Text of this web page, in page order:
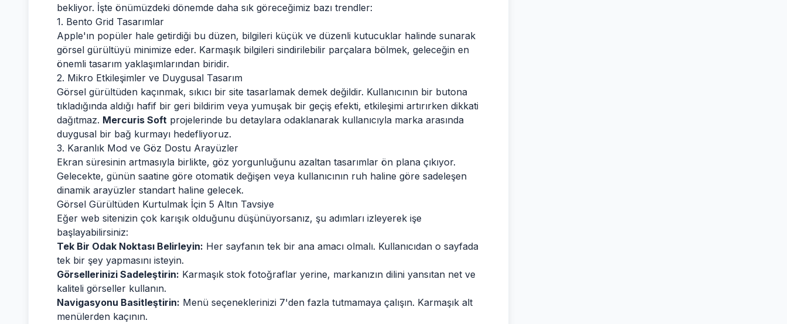
bekliyor. İşte önümüzdeki dönemde daha sık göreceğimiz bazı trendler:
1. Bento Grid Tasarımlar
Apple'ın popüler hale getirdiği bu düzen, bilgileri küçük ve düzenli kutucuklar halinde sunarak
görsel gürültüyü minimize eder. Karmaşık bilgileri sindirilebilir parçalara bölmek, geleceğin en
önemli tasarım yaklaşımlarından biridir.
2. Mikro Etkileşimler ve Duygusal Tasarım
Görsel gürültüden kaçınmak, sıkıcı bir site tasarlamak demek değildir. Kullanıcının bir butona
tıkladığında aldığı hafif bir geri bildirim veya yumuşak bir geçiş efekti, etkileşimi artırırken dikkati
dağıtmaz. Mercuris Soft projelerinde bu detaylara odaklanarak kullanıcıyla marka arasında
duygusal bir bağ kurmayı hedefliyoruz.
3. Karanlık Mod ve Göz Dostu Arayüzler
Ekran süresinin artmasıyla birlikte, göz yorgunluğunu azaltan tasarımlar ön plana çıkıyor.
Gelecekte, günün saatine göre otomatik değişen veya kullanıcının ruh haline göre sadeleşen
dinamik arayüzler standart haline gelecek.
Görsel Gürültüden Kurtulmak İçin 5 Altın Tavsiye
Eğer web sitenizin çok karışık olduğunu düşünüyorsanız, şu adımları izleyerek işe
başlayabilirsiniz:
Tek Bir Odak Noktası Belirleyin: Her sayfanın tek bir ana amacı olmalı. Kullanıcıdan o sayfada
tek bir şey yapmasını isteyin.
Görsellerinizi Sadeleştirin: Karmaşık stok fotoğraflar yerine, markanızın dilini yansıtan net ve
kaliteli görseller kullanın.
Navigasyonu Basitleştirin: Menü seçeneklerinizi 7'den fazla tutmamaya çalışın. Karmaşık alt
menülerden kaçının.